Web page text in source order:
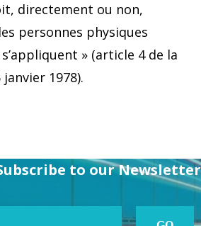
directement ou non,
personnes physiques
» (article 4 de la
1978).
to our Newsletter